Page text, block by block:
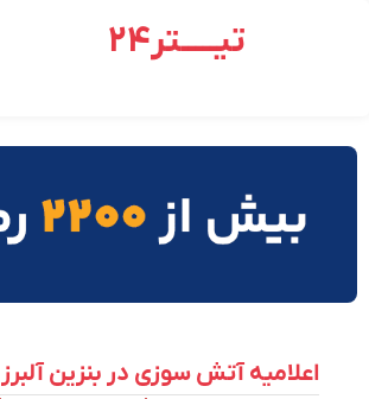
تیـــــتر24
اعلامیه آتش سوزی در بنزین آلبرز